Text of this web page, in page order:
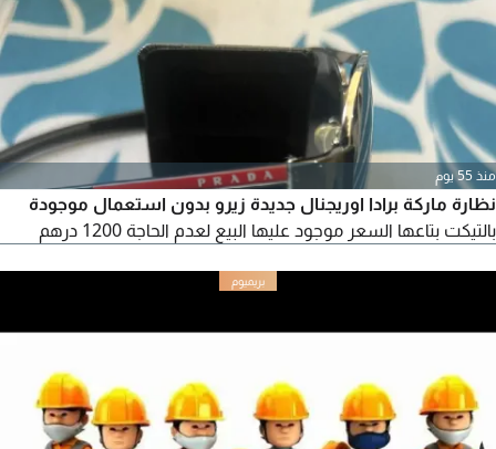
منذ 55 يوم
نظارة ماركة برادا اوريجنال جديدة زيرو بدون استعمال موجودة
بالتيكت بتاعها السعر موجود عليها البيع لعدم الحاجة 1200 درهم